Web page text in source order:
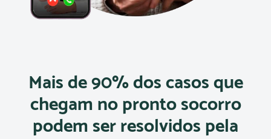
Mais de 90% dos casos que
chegam no pronto socorro
podem ser resolvidos pela